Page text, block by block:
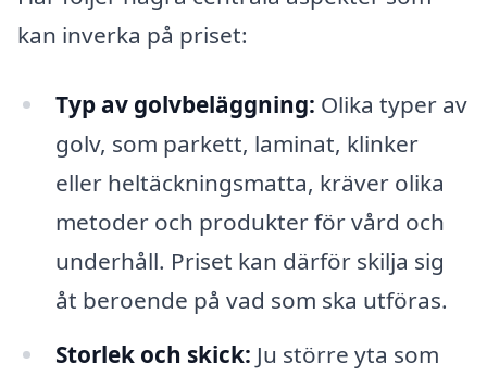
kan inverka på priset:
Typ av golvbeläggning: Olika typer av
golv, som parkett, laminat, klinker
eller heltäckningsmatta, kräver olika
metoder och produkter för vård och
underhåll. Priset kan därför skilja sig
åt beroende på vad som ska utföras.
Storlek och skick: Ju större yta som